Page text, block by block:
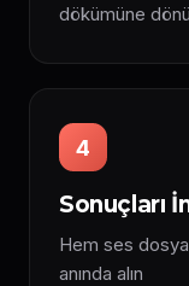
dökümüne
4
Sonuçları
Hem ses
anında alın